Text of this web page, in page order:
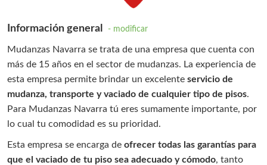
Información general - modificar
Mudanzas Navarra se trata de una empresa que cuenta con
más de 15 años en el sector de mudanzas. La experiencia de
esta empresa permite brindar un excelente servicio de
mudanza, transporte y vaciado de cualquier tipo de pisos.
Para Mudanzas Navarra tú eres sumamente importante, por
lo cual tu comodidad es su prioridad.
Esta empresa se encarga de ofrecer todas las garantías para
que el vaciado de tu piso sea adecuado y cómodo, tanto